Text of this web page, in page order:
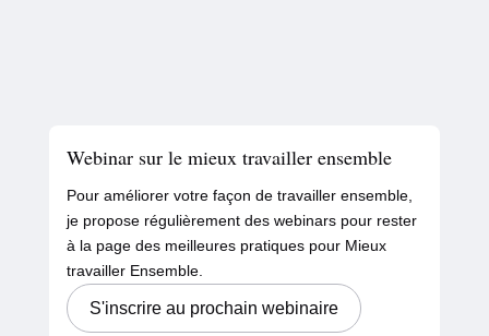
Webinar sur le mieux travailler ensemble
Pour améliorer votre façon de travailler ensemble,
je propose régulièrement des webinars pour rester
à la page des meilleures pratiques pour Mieux
travailler Ensemble.
S'inscrire au prochain webinaire